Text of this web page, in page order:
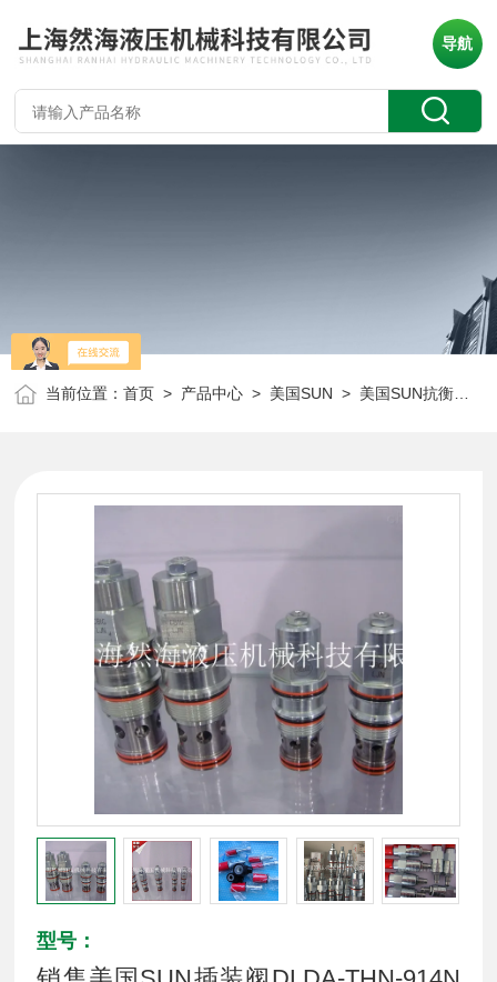
导航
当前位置：首页 > 产品中心 > 美国SUN > 美国SUN抗衡阀
型号：